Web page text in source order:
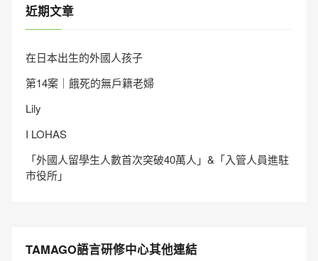
近期文章
在日本出生的外國人孩子
第14案｜餓死的無戶籍老婦
Lily
I LOHAS
「外國人留學生人數首次突破40萬人」&「入管人員進駐
市役所」
TAMAGO語言研修中心其他連結